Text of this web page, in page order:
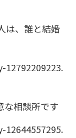
は、誰と結婚
な相談所です